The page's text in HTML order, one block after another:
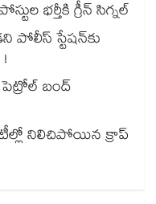
భర్తీకి గ్రీన్‌‌ సిగ్నల్
పోలీస్ స్టేషన్⁪కు
బంద్
నిలిచిపోయిన క్రాప్